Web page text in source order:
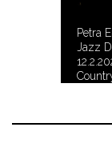
Petra
Jazz